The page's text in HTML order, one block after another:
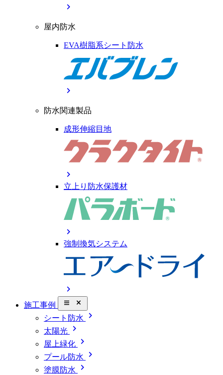
chevron_right
屋内防水
EVA樹脂系シート防水
chevron_right
防水関連製品
成形伸縮目地
chevron_right
立上り防水保護材
chevron_right
強制換気システム
chevron_right
施工事例 close_small
シート防水 chevron_right
太陽光 chevron_right
屋上緑化 chevron_right
プール防水 chevron_right
塗膜防水 chevron_right